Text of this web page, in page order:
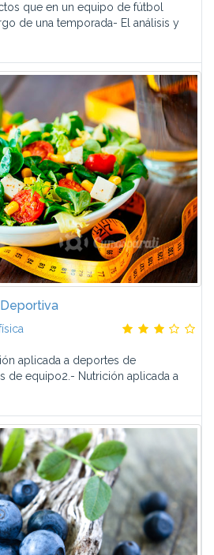
que en un equipo de fútbol
de una temporada- El análisis y
aplicada a deportes de
de equipo2.- Nutrición aplicada a